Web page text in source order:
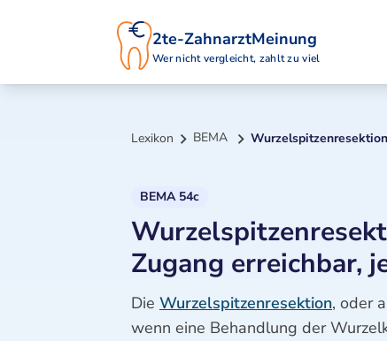
2te-ZahnarztMeinung
Wer nicht vergleicht, zahlt zu viel
Lexikon BEMA
BEMA 54c
Zugang erreichbar,
Die Wurzelspitzenresektion, oder
wenn eine Behandlung der